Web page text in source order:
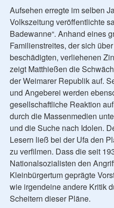
Aufsehen erregte im selben
Volkszeitung veröffentlichte
Badewanne“. Anhand eines
Familienstreites, der sich
beschädigten, verliehenen
zeigt Matthießen die
der Weimarer Republik auf.
und Angeberei werden
gesellschaftliche Reaktion
durch die Massenmedien
und die Suche nach Idolen.
Lesern ließ bei der Ufa den
zu verfilmen. Dass die seit
Nationalsozialisten den
Kleinbürgertum geprägte
wie irgendeine andere Kritik
Scheitern dieser Pläne.